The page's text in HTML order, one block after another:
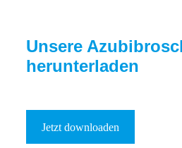
Unsere
herunterladen
Jetzt downloaden